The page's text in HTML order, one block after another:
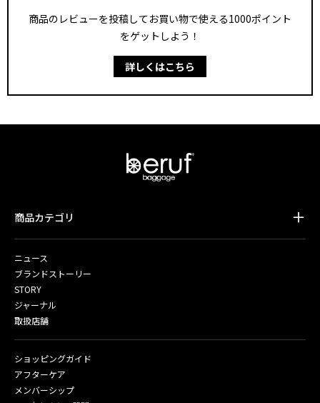
商品のレビューを投稿してお買い物で使える1000ポイント
をゲットしよう！
詳しくはこちら
商品カテゴリ
ニュース
ブランドストーリー
STORY
ジャーナル
取扱店舗
ショッピングガイド
アフターケア
メンバーシップ